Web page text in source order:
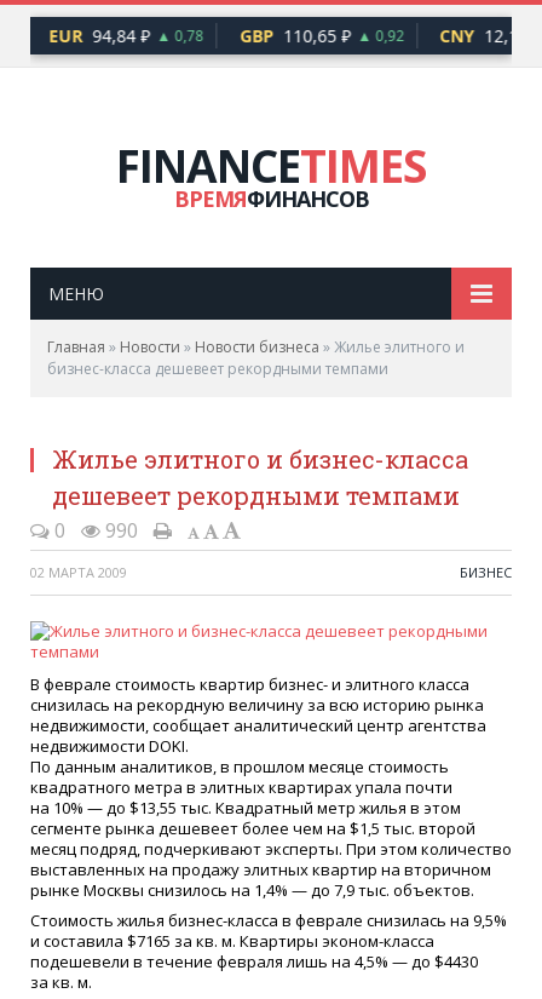
EUR 94,84 ₽ ▲ 0,78 GBP 110,65 ₽ ▲ 0,92 CNY 12,17 ₽
FINANCETIMES
ВРЕМЯФИНАНСОВ
МЕНЮ
Главная » Новости » Новости бизнеса »Жилье элитного и
бизнес-класса дешевеет рекордными темпами
Жилье элитного и бизнес-класса
дешевеет рекордными темпами
0 990
02 МАРТА 2009 БИЗНЕС
В феврале стоимость квартир бизнес- и элитного класса
снизилась на рекордную величину за всю историю рынка
недвижимости, сообщает аналитический центр агентства
недвижимости DOKI.
По данным аналитиков, в прошлом месяце стоимость
квадратного метра в элитных квартирах упала почти
на 10% — до $13,55 тыс. Квадратный метр жилья в этом
сегменте рынка дешевеет более чем на $1,5 тыс. второй
месяц подряд, подчеркивают эксперты. При этом количество
выставленных на продажу элитных квартир на вторичном
рынке Москвы снизилось на 1,4% — до 7,9 тыс. объектов.
Стоимость жилья бизнес-класса в феврале снизилась на 9,5%
и составила $7165 за кв. м. Квартиры эконом-класса
подешевели в течение февраля лишь на 4,5% — до $4430
за кв. м.